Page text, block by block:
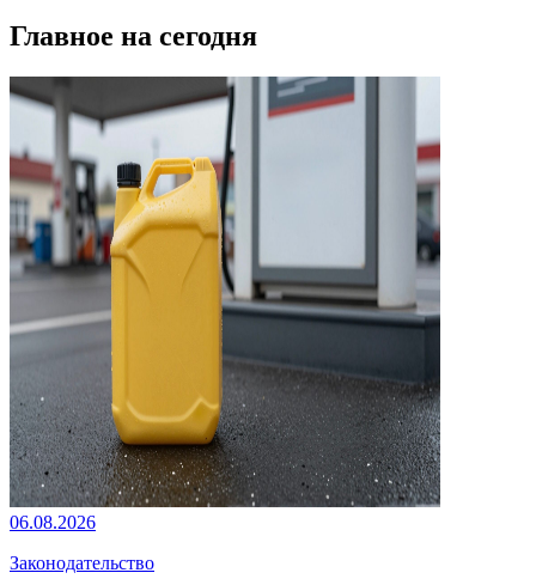
Главное на сегодня
06.08.2026
Законодательство